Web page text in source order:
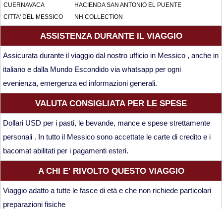
CUERNAVACA
HACIENDA SAN ANTONIO EL PUENTE
CITTA' DEL MESSICO
NH COLLECTION
ASSISTENZA DURANTE IL VIAGGIO
Assicurata durante il viaggio dal nostro ufficio in Messico , anche in
italiano e dalla Mundo Escondido via whatsapp per ogni
evenienza, emergenza ed informazioni generali.
VALUTA CONSIGLIATA PER LE SPESE
Dollari USD per i pasti, le bevande, mance e spese strettamente
personali . In tutto il Messico sono accettate le carte di credito e i
bacomat abilitati per i pagamenti esteri.
A CHI E' RIVOLTO QUESTO VIAGGIO
Viaggio adatto a tutte le fasce di età e che non richiede particolari
preparazioni fisiche